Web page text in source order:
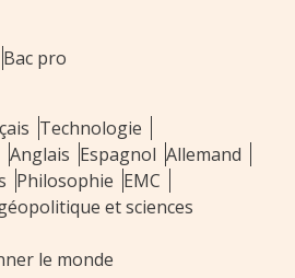
Bac pro
Technologie
Anglais Espagnol Allemand
Philosophie EMC
et sciences
le monde